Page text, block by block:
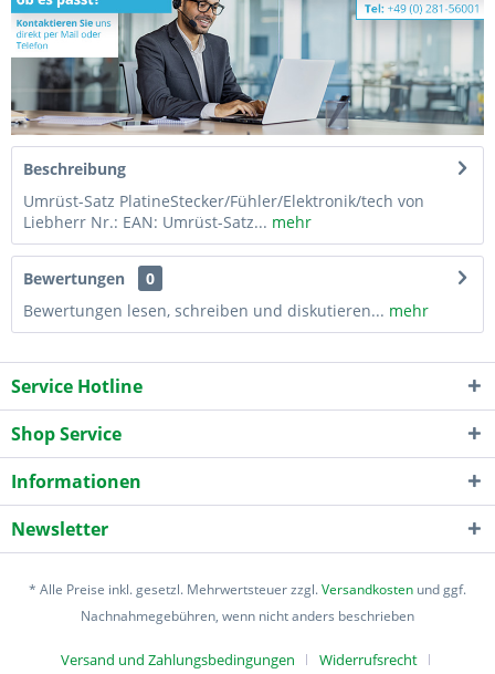
Beschreibung
Umrüst-Satz PlatineStecker/Fühler/Elektronik/tech von
Liebherr Nr.: EAN: Umrüst-Satz... mehr
Bewertungen
0
Bewertungen lesen, schreiben und diskutieren... mehr
Service Hotline
Shop Service
Informationen
Newsletter
* Alle Preise inkl. gesetzl. Mehrwertsteuer zzgl.Versandkosten und ggf.
Nachnahmegebühren, wenn nicht anders beschrieben
Versand und Zahlungsbedingungen Widerrufsrecht